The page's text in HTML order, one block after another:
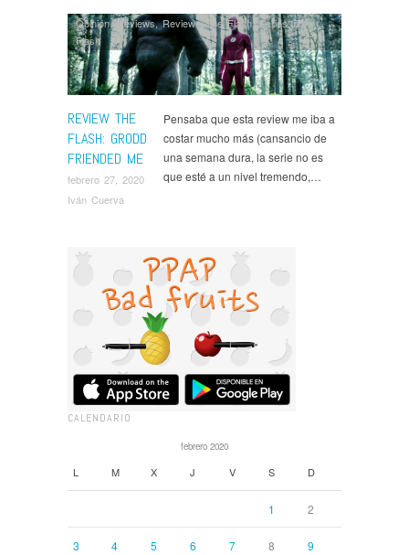
REVIEW THE
FLASH: GRODD
FRIENDED ME
febrero 27, 2020
Iván Cuerva
Opinión,Reviews,Reviews The Flash,Series,The
Flash
Pensaba que esta review me iba a
costar mucho más (cansancio de
una semana dura, la serie no es
que esté a un nivel tremendo,…
CALENDARIO
febrero 2020
L M X J V S D
1 2
3 4 5 6 7 8 9